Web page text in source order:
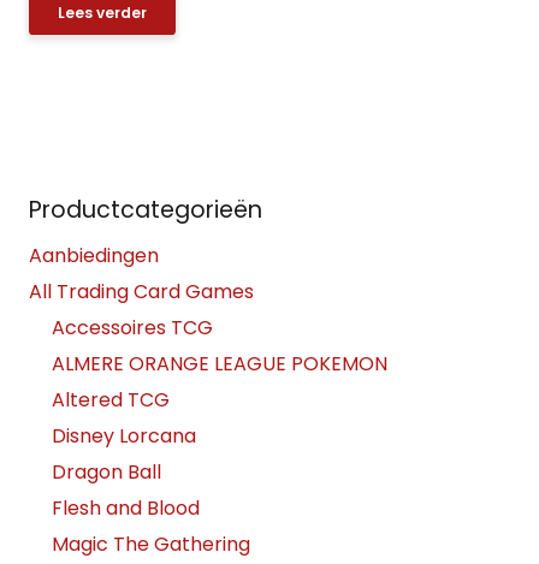
Lees verder
Productcategorieën
Aanbiedingen
All Trading Card Games
Accessoires TCG
ALMERE ORANGE LEAGUE POKEMON
Altered TCG
Disney Lorcana
Dragon Ball
Flesh and Blood
Magic The Gathering